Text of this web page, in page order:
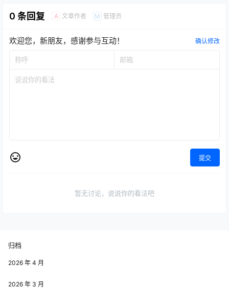
0 条回复 A 文章作者 M 管理员
欢迎您，新朋友，感谢参与互动！ 确认修改
提交
暂无讨论，说说你的看法吧
归档
2026 年 4 月
2026 年 3 月